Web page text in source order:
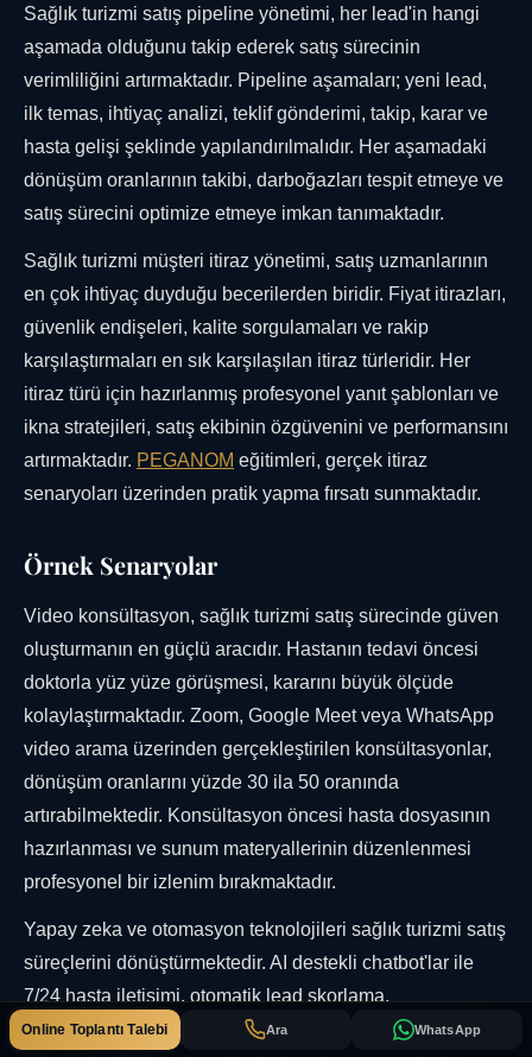
Sağlık turizmi satış pipeline yönetimi, her lead'in hangi
aşamada olduğunu takip ederek satış sürecinin
verimliliğini artırmaktadır. Pipeline aşamaları; yeni lead,
ilk temas, ihtiyaç analizi, teklif gönderimi, takip, karar ve
hasta gelişi şeklinde yapılandırılmalıdır. Her aşamadaki
dönüşüm oranlarının takibi, darboğazları tespit etmeye ve
satış sürecini optimize etmeye imkan tanımaktadır.
Sağlık turizmi müşteri itiraz yönetimi, satış uzmanlarının
en çok ihtiyaç duyduğu becerilerden biridir. Fiyat itirazları,
güvenlik endişeleri, kalite sorgulamaları ve rakip
karşılaştırmaları en sık karşılaşılan itiraz türleridir. Her
itiraz türü için hazırlanmış profesyonel yanıt şablonları ve
ikna stratejileri, satış ekibinin özgüvenini ve performansını
artırmaktadır. PEGANOM eğitimleri, gerçek itiraz
senaryoları üzerinden pratik yapma fırsatı sunmaktadır.
Örnek Senaryolar
Video konsültasyon, sağlık turizmi satış sürecinde güven
oluşturmanın en güçlü aracıdır. Hastanın tedavi öncesi
doktorla yüz yüze görüşmesi, kararını büyük ölçüde
kolaylaştırmaktadır. Zoom, Google Meet veya WhatsApp
video arama üzerinden gerçekleştirilen konsültasyonlar,
dönüşüm oranlarını yüzde 30 ila 50 oranında
artırabilmektedir. Konsültasyon öncesi hasta dosyasının
hazırlanması ve sunum materyallerinin düzenlenmesi
profesyonel bir izlenim bırakmaktadır.
Yapay zeka ve otomasyon teknolojileri sağlık turizmi satış
süreçlerini dönüştürmektedir. AI destekli chatbot'lar ile
7/24 hasta iletişimi, otomatik lead skorlama,
kişiselleştirilmiş takip mesajları ve tahminleyici analitik
Ara WhatsApp
Online Toplantı Talebi